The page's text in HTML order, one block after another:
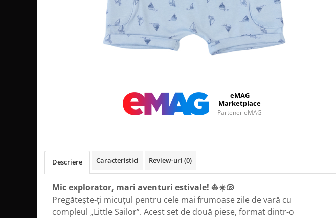
Facebook
eMAG
Marketplace
Partener eMAG
Descriere Caracteristici Review-uri (0)
Mic explorator, mari aventuri estivale! ⛵☀️🐚
Pregătește-ți micuțul pentru cele mai frumoase zile de vară cu
compleul „Little Sailor”. Acest set de două piese, format dintr-o